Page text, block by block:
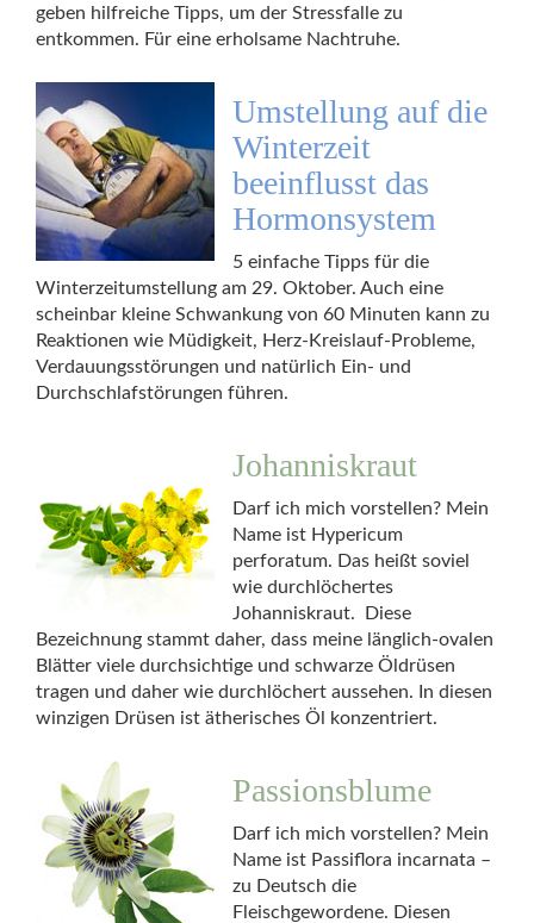
geben hilfreiche Tipps, um der Stressfalle zu
entkommen. Für eine erholsame Nachtruhe.
Umstellung auf die
Winterzeit
beeinflusst das
Hormonsystem
5 einfache Tipps für die
Winterzeitumstellung am 29. Oktober. Auch eine
scheinbar kleine Schwankung von 60 Minuten kann zu
Reaktionen wie Müdigkeit, Herz-Kreislauf-Probleme,
Verdauungsstörungen und natürlich Ein- und
Durchschlafstörungen führen.
Johanniskraut
Darf ich mich vorstellen? Mein
Name ist Hypericum
perforatum. Das heißt soviel
wie durchlöchertes
Johanniskraut. Diese
Bezeichnung stammt daher, dass meine länglich-ovalen
Blätter viele durchsichtige und schwarze Öldrüsen
tragen und daher wie durchlöchert aussehen. In diesen
winzigen Drüsen ist ätherisches Öl konzentriert.
Passionsblume
Darf ich mich vorstellen? Mein
Name ist Passiflora incarnata –
zu Deutsch die
Fleischgewordene. Diesen